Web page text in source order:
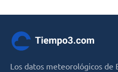
Los datos meteorológicos de